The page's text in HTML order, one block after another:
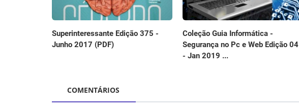
Superinteressante Edição 375 -
Junho 2017 (PDF)
Coleção Guia Informática -
Segurança no Pc e Web Edição 04
- Jan 2019 ...
COMENTÁRIOS